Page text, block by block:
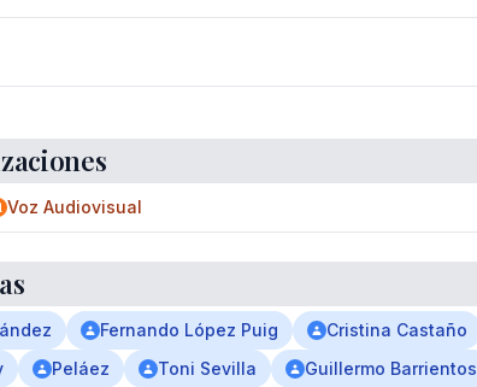
Voz Audiovisual
Fernando López Puig Cristina Castaño
Peláez Toni Sevilla Guillermo Barrientos